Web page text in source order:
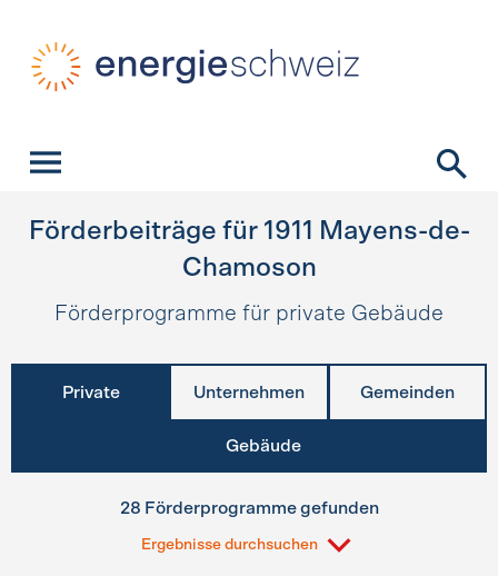
Förderbeiträge für 1911 Mayens-de-
Chamoson
Förderprogramme für private Gebäude
Private Unternehmen Gemeinden
Gebäude
28 Förderprogramme gefunden
Ergebnisse durchsuchen